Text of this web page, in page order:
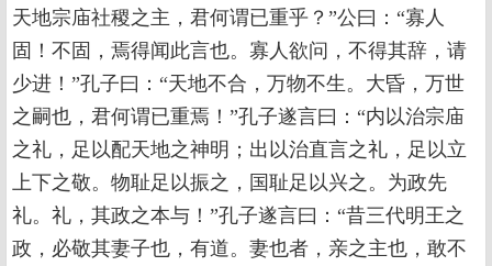
天地宗庙社稷之主，君何谓已重乎？”公曰：“寡人
固！不固，焉得闻此言也。寡人欲问，不得其辞，请
少进！”孔子曰：“天地不合，万物不生。大昏，万世
之嗣也，君何谓已重焉！”孔子遂言曰：“内以治宗庙
之礼，足以配天地之神明；出以治直言之礼，足以立
上下之敬。物耻足以振之，国耻足以兴之。为政先
礼。礼，其政之本与！”孔子遂言曰：“昔三代明王之
政，必敬其妻子也，有道。妻也者，亲之主也，敢不